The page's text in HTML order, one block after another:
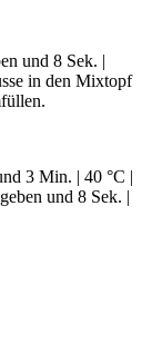
und 8 Sek. |
in den Mixtopf
3 Min. | 40 °C |
und 8 Sek. |